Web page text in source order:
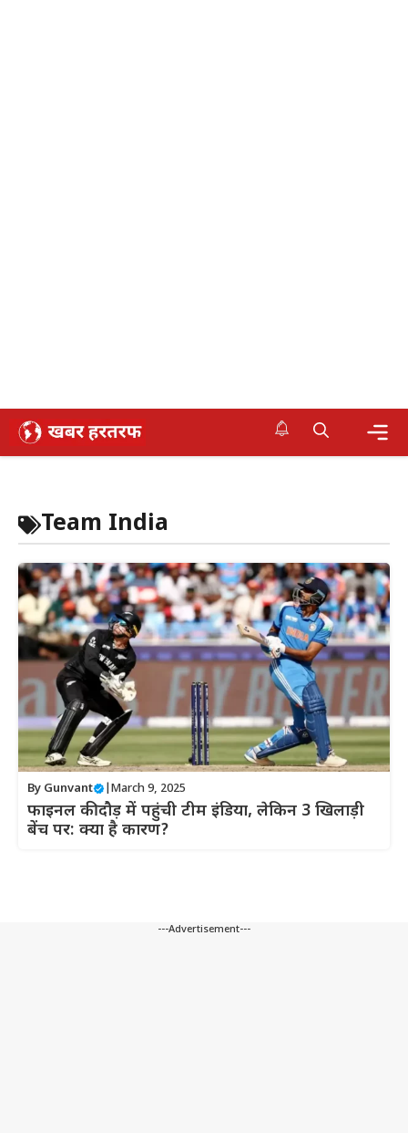
Skip
Team India
By Gunvant March 9, 2025
फाइनल की दौड़ में पहुंची टीम इंडिया, लेकिन 3 खिलाड़ी
बेंच पर: क्या है कारण?
---Advertisement---